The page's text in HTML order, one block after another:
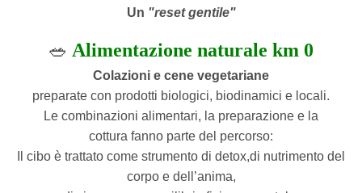
Un "reset gentile"
🥗 Alimentazione naturale km 0
Colazioni e cene vegetariane
preparate con prodotti biologici, biodinamici e locali.
Le combinazioni alimentari, la preparazione e la
cottura fanno parte del percorso:
Il cibo è trattato come strumento di detox,di nutrimento del
corpo e dell’anima,